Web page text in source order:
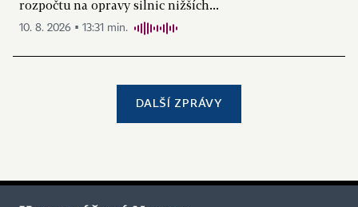
rozpočtu na opravy silnic nižších...
10. 8. 2026 ▪ 13:31 min.
DALŠÍ ZPRÁVY